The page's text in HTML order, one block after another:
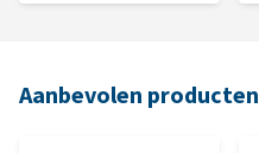
Aanbevolen producten